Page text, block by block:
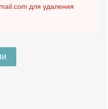
для удаления